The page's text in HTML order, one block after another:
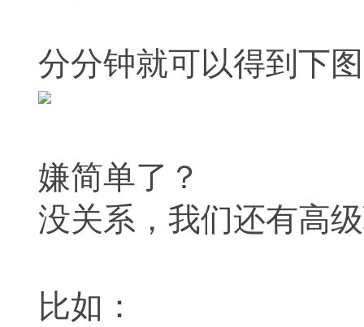
分分钟就可以得到下
嫌简单了？
没关系，我们还有高
比如：